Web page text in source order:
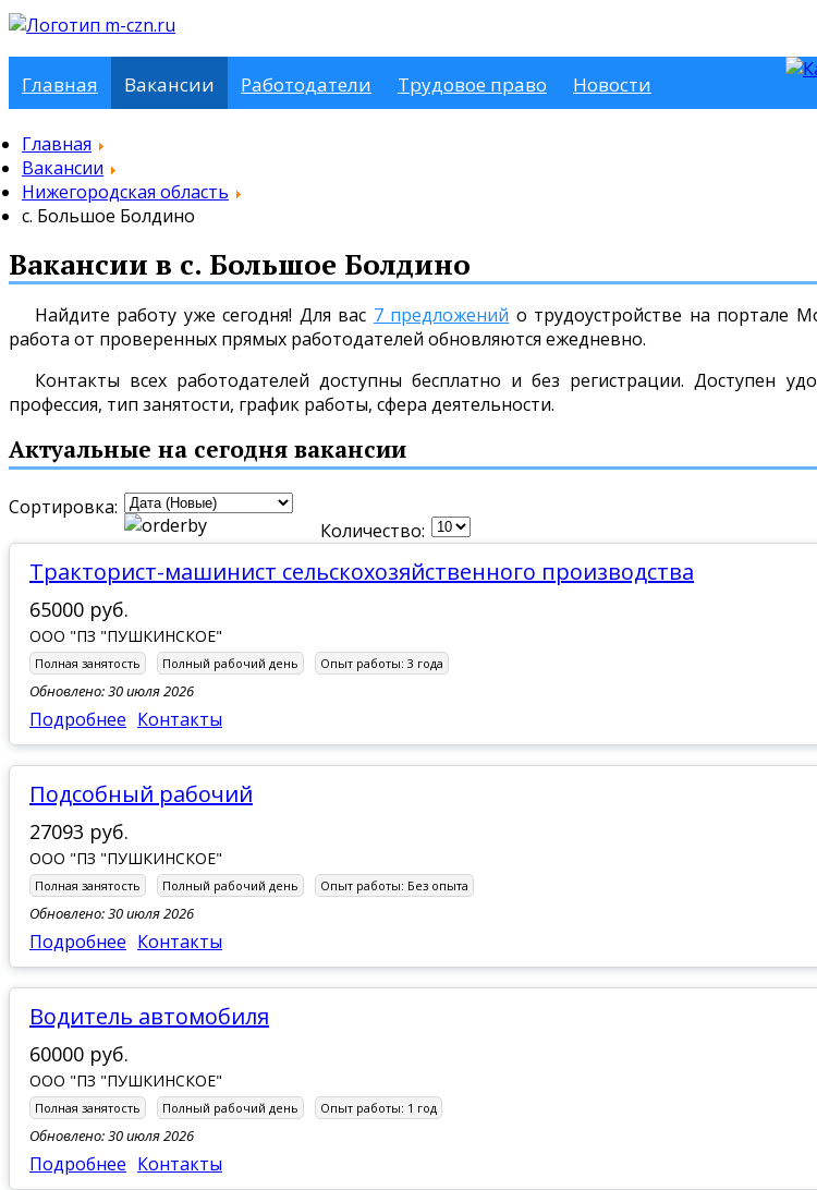
Главная Вакансии Работодатели Трудовое право Новости
Главная
Вакансии
Нижегородская область
с. Большое Болдино
Вакансии в с. Большое Болдино
Найдите работу уже сегодня! Для вас 7 предложений о трудоустройстве на портале
работа от проверенных прямых работодателей обновляются ежедневно.
Контакты всех работодателей доступны бесплатно и без регистрации. Доступен
профессия, тип занятости, график работы, сфера деятельности.
Актуальные на сегодня вакансии
Сортировка:
Количество:
Тракторист-машинист сельскохозяйственного производства
65000 руб.
ООО "ПЗ "ПУШКИНСКОЕ"
Полная занятость Полный рабочий день Опыт работы: 3 года
Обновлено: 30 июля 2026
Подробнее Контакты
Подсобный рабочий
27093 руб.
ООО "ПЗ "ПУШКИНСКОЕ"
Полная занятость Полный рабочий день Опыт работы: Без опыта
Обновлено: 30 июля 2026
Подробнее Контакты
водитель автомобиля
60000 руб.
ООО "ПЗ "ПУШКИНСКОЕ"
Полная занятость Полный рабочий день Опыт работы: 1 год
Обновлено: 30 июля 2026
Подробнее Контакты